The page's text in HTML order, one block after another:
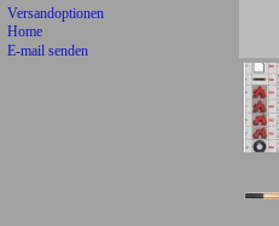
Versandoptionen
Home
E-mail senden